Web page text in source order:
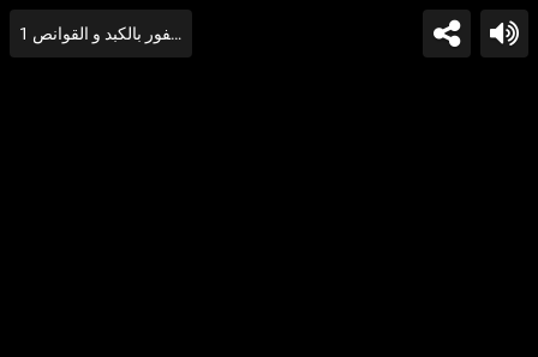
طريقه ايمان عبدالعزيز في طاجن لسان العصفور بالكبد و القوانص 1